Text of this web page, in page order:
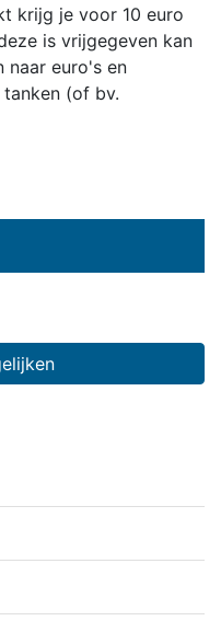
krijg je voor 10 euro
is vrijgegeven kan
naar euro's en
(of bv.